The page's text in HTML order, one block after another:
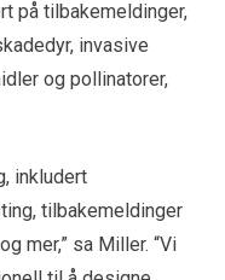
på tilbakemeldinger,
invasive
og pollinatorer,
inkludert
tilbakemeldinger
mer,” sa Miller. “Vi